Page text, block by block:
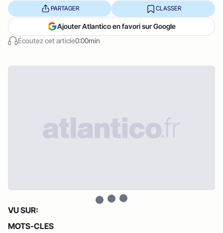
Écoutez cet article0:00min
PARTAGER CLASSER
Ajouter Atlantico en favori sur Google
VU SUR:
MOTS-CLES